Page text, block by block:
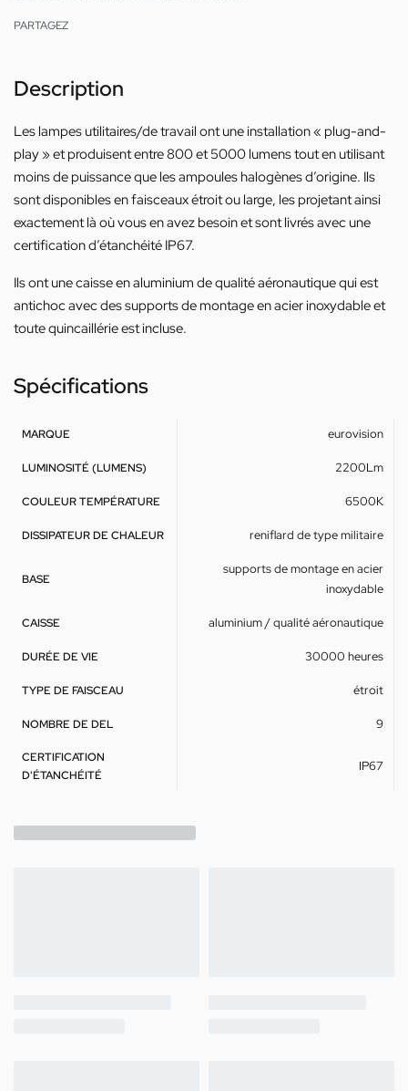
PARTAGEZ
Description
Les lampes utilitaires/de travail ont une installation « plug-and-
play » et produisent entre 800 et 5000 lumens tout en utilisant
moins de puissance que les ampoules halogènes d’origine. Ils
sont disponibles en faisceaux étroit ou large, les projetant ainsi
exactement là où vous en avez besoin et sont livrés avec une
certification d’étanchéité IP67.
Ils ont une caisse en aluminium de qualité aéronautique qui est
antichoc avec des supports de montage en acier inoxydable et
toute quincaillérie est incluse.
Spécifications
MARQUE eurovision
LUMINOSITÉ (LUMENS) 2200Lm
COULEUR TEMPÉRATURE 6500K
DISSIPATEUR DE CHALEUR reniflard de type militaire
BASE
supports de montage en acier
inoxydable
CAISSE aluminium / qualité aéronautique
DURÉE DE VIE 30000 heures
TYPE DE FAISCEAU étroit
NOMBRE DE DEL 9
CERTIFICATION
D'ÉTANCHÉITÉ
IP67